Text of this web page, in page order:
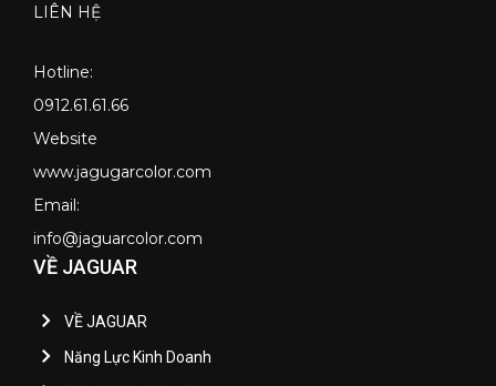
LIÊN HỆ
Hotline:
0912.61.61.66
Website
www.jagugarcolor.com
Email:
info@jaguarcolor.com
VỀ JAGUAR
VỀ JAGUAR
Năng Lực Kinh Doanh